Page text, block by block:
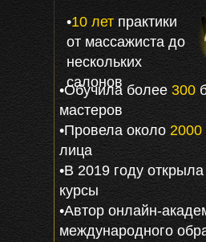
•10 лет практики
от массажиста до
нескольких
салонов
•Обучила более 300
мастеров
•Провела около2000
лица
•В 2019 году
курсы
•Автор онлайн-
международного